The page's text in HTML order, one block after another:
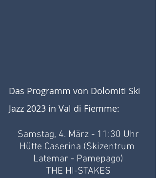
Das Programm von Dolomiti Ski
Jazz 2023 in Val di Fiemme:
Samstag, 4. März - 11:30 Uhr
Hütte Caserina (Skizentrum
Latemar - Pamepago)
THE HI-STAKES